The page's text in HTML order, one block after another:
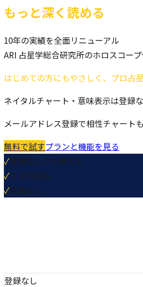
もっと深く読める
10年の実績を全面リニューアル
ARI 占星学総合研究所のホロスコー
はじめての方にもやさしく、プロ占
ネイタルチャート・意味表示は登録
メールアドレス登録で相性チャート
無料で試すプランと機能を見る
✓登録なしでも使える
✓スマホ対応
✓広告なし
登録なし